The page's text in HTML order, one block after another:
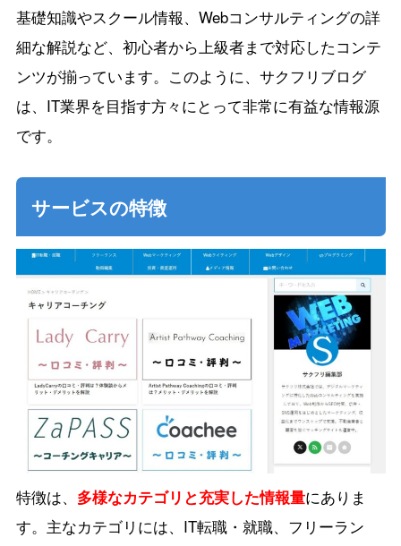
基礎知識やスクール情報、Webコンサルティングの詳
細な解説など、初心者から上級者まで対応したコンテ
ンツが揃っています。このように、サクフリブログ
は、IT業界を目指す方々にとって非常に有益な情報源
です。
サービスの特徴
特徴は、 多様なカテゴリと充実した情報量にありま
す。主なカテゴリには、IT転職・就職、フリーラン